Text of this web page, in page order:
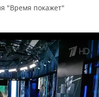
"Время покажет"